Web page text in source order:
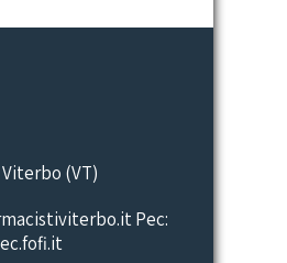
(VT)
Pec: